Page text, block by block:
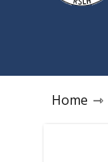
Home ⇾